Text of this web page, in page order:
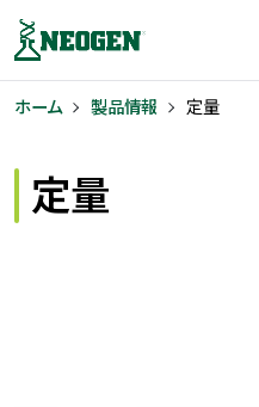
ホーム 製品情報 定量
定量